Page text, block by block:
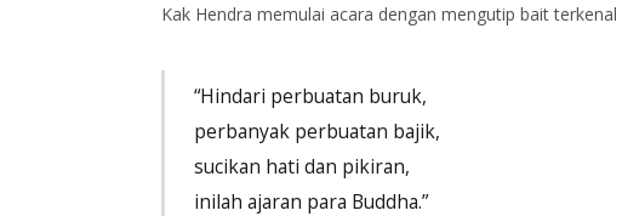
Kak Hendra memulai acara dengan mengutip bait
“Hindari perbuatan buruk,
perbanyak perbuatan bajik,
sucikan hati dan pikiran,
inilah ajaran para Buddha.”